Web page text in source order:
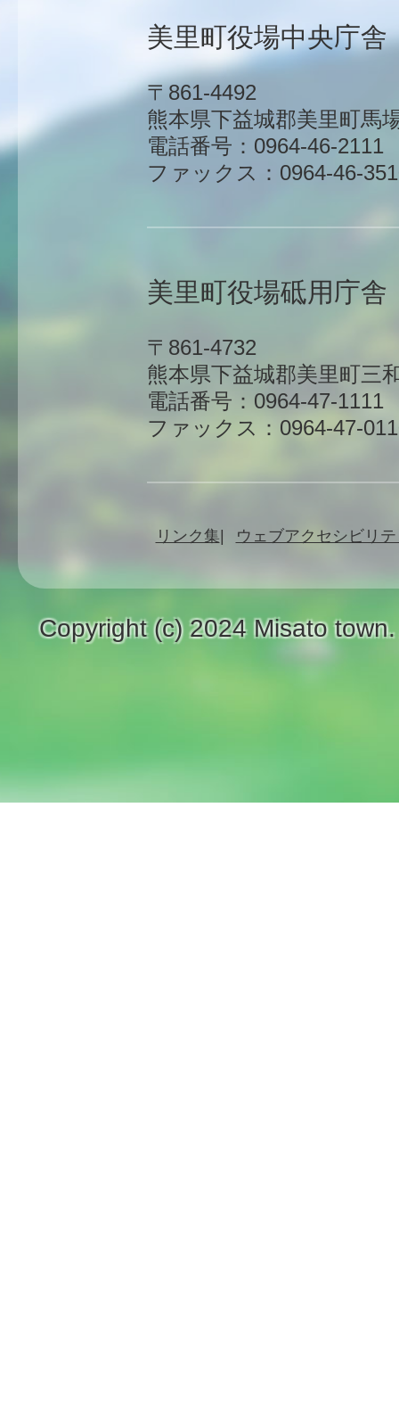
美里町役場中央庁舎
〒861-4492
熊本県下益城郡美里町馬
電話番号：0964-46-2111
ファックス：0964-46-
美里町役場砥用庁舎
〒861-4732
熊本県下益城郡美里町三
電話番号：0964-47-1111
ファックス：0964-47-
リンク集 ウェブアクセシビリ
Copyright (c) 2024 Misato